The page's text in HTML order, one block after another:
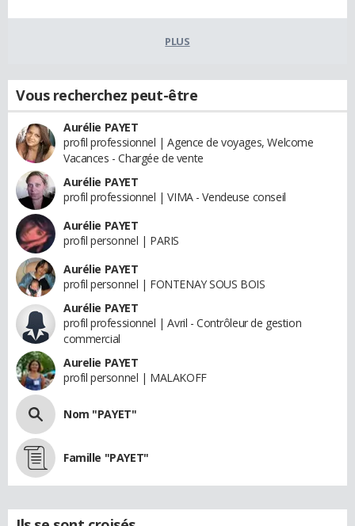
PLUS
Vous recherchez peut-être
Aurélie PAYET
profil professionnel | Agence de voyages, Welcome
Vacances - Chargée de vente
Aurélie PAYET
profil professionnel | VIMA - Vendeuse conseil
Aurélie PAYET
profil personnel | PARIS
Aurélie PAYET
profil personnel | FONTENAY SOUS BOIS
Aurélie PAYET
profil professionnel | Avril - Contrôleur de gestion
commercial
Aurelie PAYET
profil personnel | MALAKOFF
Nom "PAYET"
Famille "PAYET"